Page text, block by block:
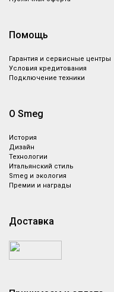
Помощь
Гарантия и сервисные центры
Условия кредитования
Подключение техники
О Smeg
История
Дизайн
Технологии
Итальянский стиль
Smeg и экология
Премии и награды
Доставка